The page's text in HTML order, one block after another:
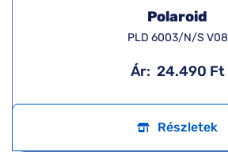
Polaroid
PLD 6003/N/S V08
Ár: 24.490 Ft
Részletek